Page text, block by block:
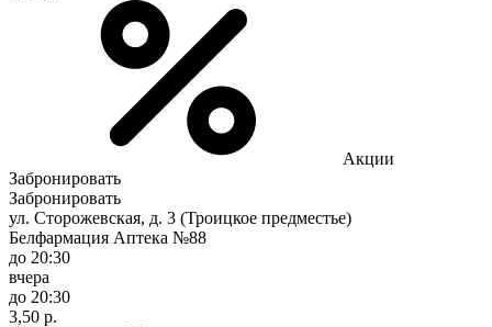
Акции
Забронировать
Забронировать
ул. Сторожевская, д. 3 (Троицкое предместье)
Белфармация Аптека №88
до 20:30
вчера
до 20:30
3,50 р.